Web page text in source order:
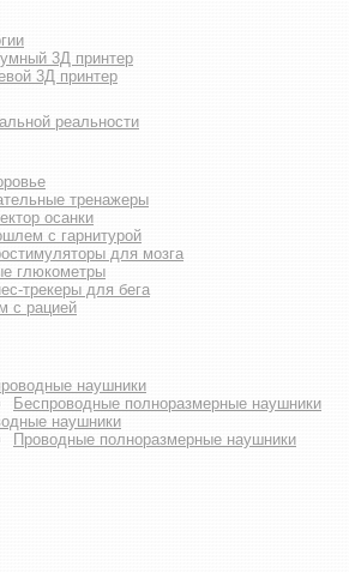
3Д принтер
3Д принтер
реальности
тренажеры
осанки
с гарнитурой
для мозга
глюкометры
трекеры для бега
с рацией
наушники
Беспроводные полноразмерные наушники
наушники
Проводные полноразмерные наушники